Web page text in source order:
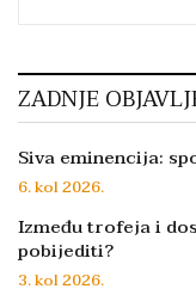
ZADNJE
Siva eminencija:
6. kol 2026.
Između trofeja i
pobijediti?
3. kol 2026.